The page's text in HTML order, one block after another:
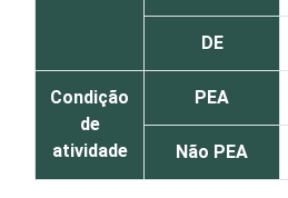
DE
Condição
de
atividade
PEA
Não PEA